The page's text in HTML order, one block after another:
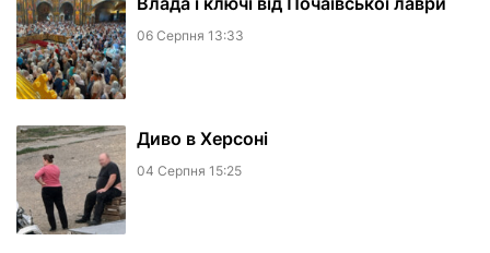
06 Серпня 13:33
Диво в Херсоні
04 Серпня 15:25